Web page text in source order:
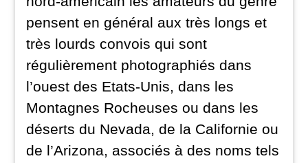
pensent en général aux très longs et
très lourds convois qui sont
régulièrement photographiés dans
l’ouest des Etats-Unis, dans les
Montagnes Rocheuses ou dans les
déserts du Nevada, de la Californie ou
de l’Arizona, associés à des noms tels